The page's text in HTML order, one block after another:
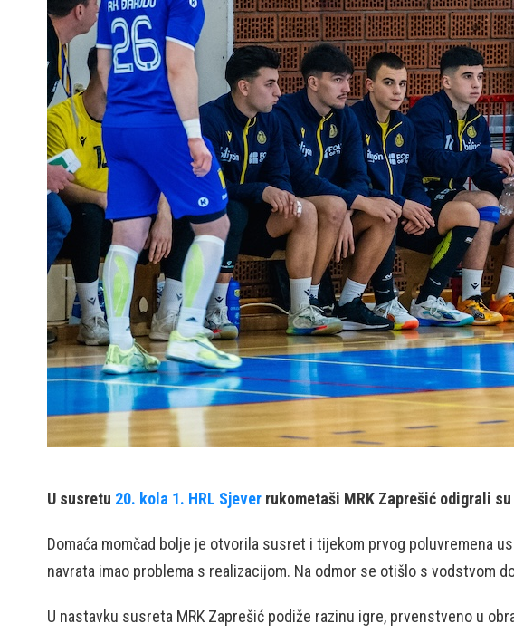
U susretu 20. kola 1. HRL Sjever rukometaši MRK Zaprešić odigrali
Domaća momčad bolje je otvorila susret i tijekom prvog poluvremena
navrata imao problema s realizacijom. Na odmor se otišlo s vodstvom
U nastavku susreta MRK Zaprešić podiže razinu igre, prvenstveno u